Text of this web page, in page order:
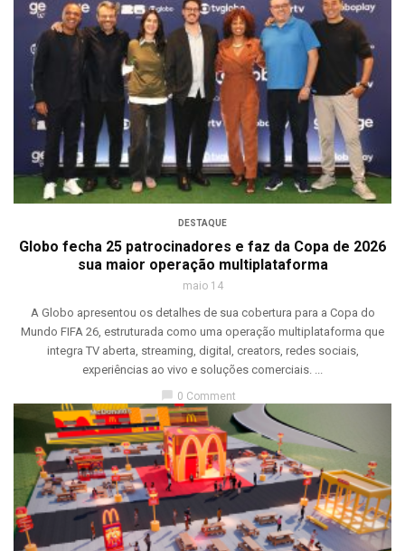
DESTAQUE
Globo fecha 25 patrocinadores e faz da Copa de 2026
sua maior operação multiplataforma
maio 14
A Globo apresentou os detalhes de sua cobertura para a Copa do
Mundo FIFA 26, estruturada como uma operação multiplataforma que
integra TV aberta, streaming, digital, creators, redes sociais,
experiências ao vivo e soluções comerciais. ...
0 Comment